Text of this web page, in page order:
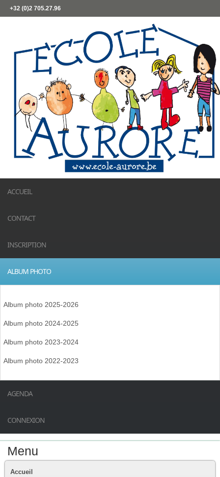
+32 (0)2 705.27.96
ACCUEIL
CONTACT
INSCRIPTION
ALBUM PHOTO
Album photo 2025-2026
Album photo 2024-2025
Album photo 2023-2024
Album photo 2022-2023
AGENDA
CONNEXION
Menu
Accueil